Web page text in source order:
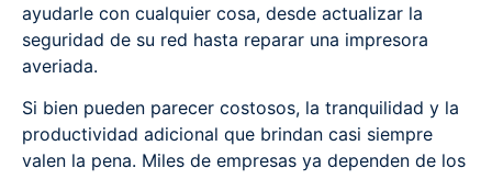
ayudarle con cualquier cosa, desde actualizar la
seguridad de su red hasta reparar una impresora
averiada.
Si bien pueden parecer costosos, la tranquilidad y la
productividad adicional que brindan casi siempre
valen la pena. Miles de empresas ya dependen de los